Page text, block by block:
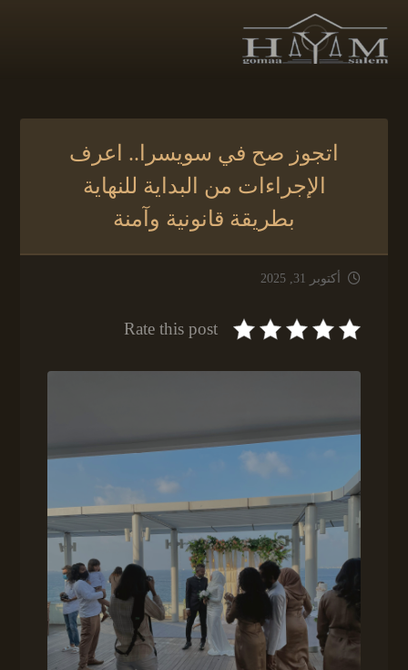
اتجوز صح في سويسرا.. اعرف
الإجراءات من البداية للنهاية
بطريقة قانونية وآمنة
أكتوبر 31, 2025
Rate this post